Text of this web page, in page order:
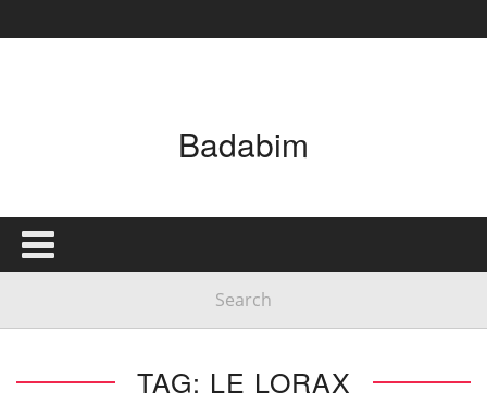
Badabim
TAG: LE LORAX